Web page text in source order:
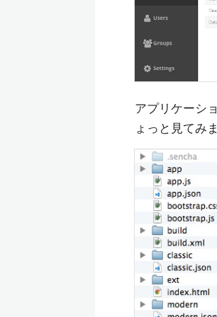
アプリケーシ
ょっと見てみ